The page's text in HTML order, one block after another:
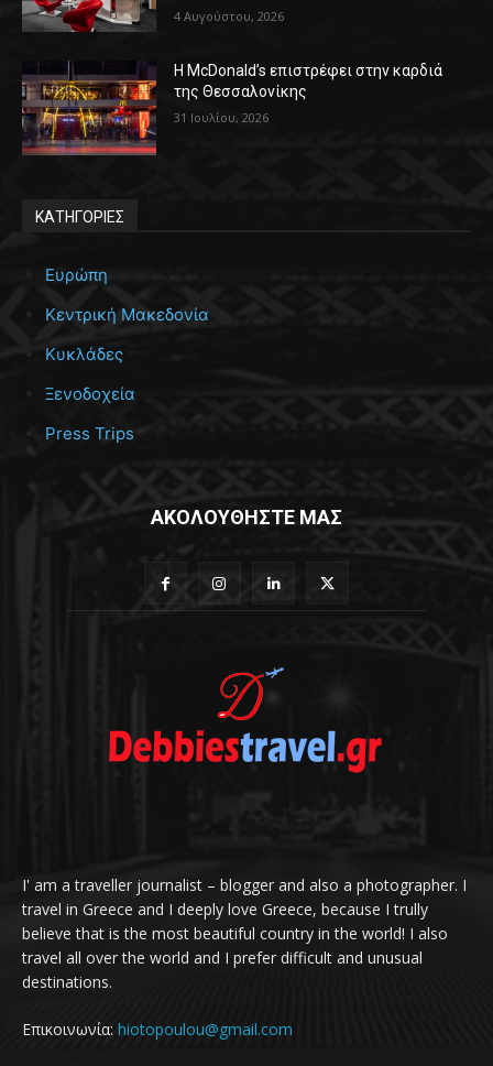
4 Αυγούστου, 2026
Η McDonald’s επιστρέφει στην καρδιά
της Θεσσαλονίκης
31 Ιουλίου, 2026
ΚΑΤΗΓΟΡΙΕΣ
Ευρώπη
Κεντρική Μακεδονία
Κυκλάδες
Ξενοδοχεία
Press Trips
ΑΚΟΛΟΥΘΗΣΤΕ ΜΑΣ
I' am a traveller journalist – blogger and also a photographer. I
travel in Greece and I deeply love Greece, because I trully
believe that is the most beautiful country in the world! I also
travel all over the world and I prefer difficult and unusual
destinations.
Επικοινωνία: hiotopoulou@gmail.com